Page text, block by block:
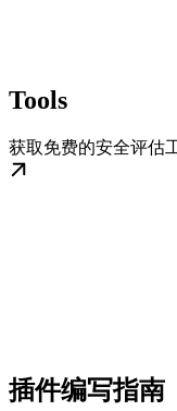
Tools
获取免费的安全评估
插件编写指南